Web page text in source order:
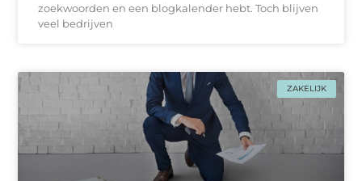
zoekwoorden en een blogkalender hebt. Toch blijven
veel bedrijven
ZAKELIJK